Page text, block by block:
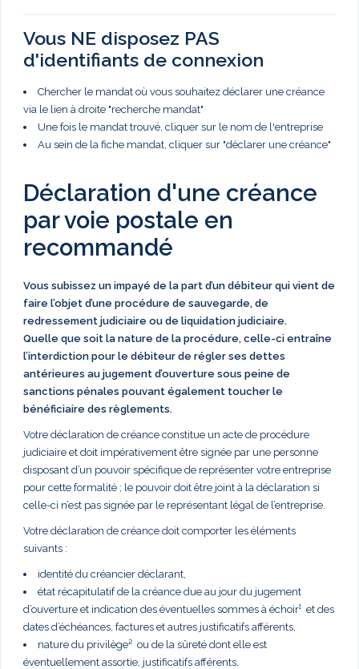
Vous NE disposez PAS
d'identifiants de connexion
Chercher le mandat où vous souhaitez déclarer une créance
via le lien à droite "recherche mandat"
Une fois le mandat trouvé, cliquer sur le nom de l'entreprise
Au sein de la fiche mandat, cliquer sur "déclarer une créance"
Déclaration d'une créance
par voie postale en
recommandé
Vous subissez un impayé de la part d’un débiteur qui vient de
faire l’objet d’une procédure de sauvegarde, de
redressement judiciaire ou de liquidation judiciaire.
Quelle que soit la nature de la procédure, celle-ci entraîne
l’interdiction pour le débiteur de régler ses dettes
antérieures au jugement d’ouverture sous peine de
sanctions pénales pouvant également toucher le
bénéficiaire des règlements.
Votre déclaration de créance constitue un acte de procédure
judiciaire et doit impérativement être signée par une personne
disposant d’un pouvoir spécifique de représenter votre entreprise
pour cette formalité ; le pouvoir doit être joint à la déclaration si
celle-ci n’est pas signée par le représentant légal de l’entreprise.
Votre déclaration de créance doit comporter les éléments
suivants :
identité du créancier déclarant,
état récapitulatif de la créance due au jour du jugement
d’ouverture et indication des éventuelles sommes à échoir¹ et des
dates d’échéances, factures et autres justificatifs afférents,
nature du privilège² ou de la sûreté dont elle est
éventuellement assortie, justificatifs afférents,